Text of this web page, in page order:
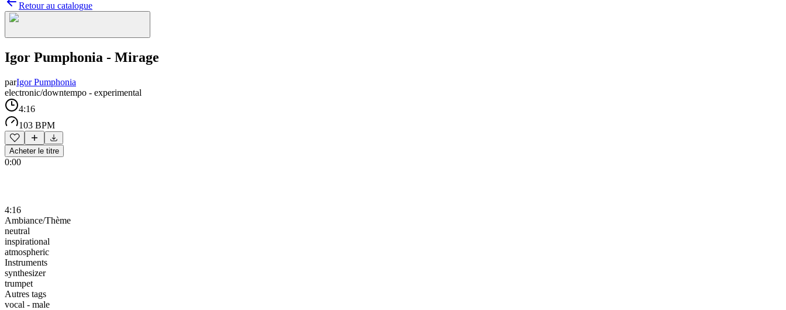
Retour au catalogue
Igor Pumphonia - Mirage
parIgor Pumphonia
electronic/downtempo - experimental
4:16
103 BPM
Acheter le titre
0:00
4:16
Ambiance/Thème
neutral
inspirational
atmospheric
Instruments
synthesizer
trumpet
Autres tags
vocal - male